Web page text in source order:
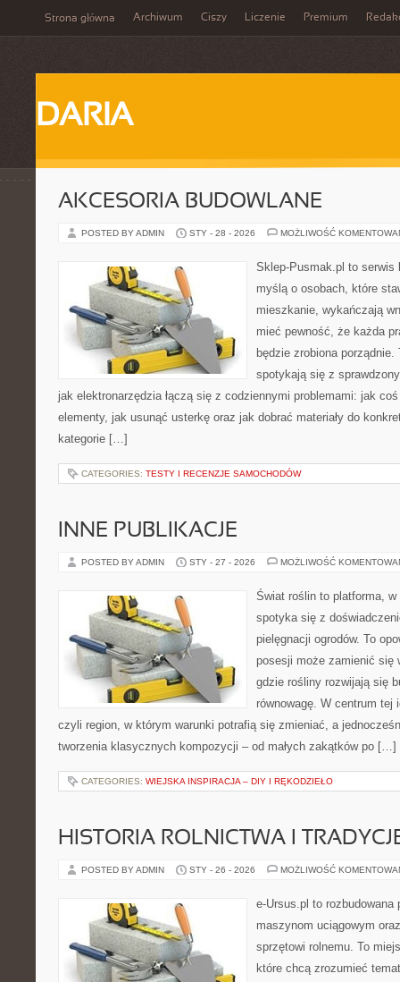
Strona główna Archiwum Ciszy Liczenie Premium
DARIA
AKCESORIA BUDOWLANE
POSTED BY ADMIN STY - 28 - 2026 MOŻLIWOŚĆ
Sklep-Pusmak.pl to serwis
myślą o osobach, które
mieszkanie, wykańczają
mieć pewność, że każda
będzie zrobiona
spotykają się z
jak elektronarzędzia łączą się z codziennymi problemami: jak
elementy, jak usunąć usterkę oraz jak dobrać materiały do
kategorie […]
CATEGORIES: TESTY I RECENZJE SAMOCHODÓW
INNE PUBLIKACJE
POSTED BY ADMIN STY - 27 - 2026 MOŻLIWOŚĆ
Świat roślin to platforma, w
spotyka się z
pielęgnacji ogrodów. To
posesji może zamienić się
gdzie rośliny rozwijają się
równowagę. W centrum
czyli region, w którym warunki potrafią się zmieniać, a
tworzenia klasycznych kompozycji – od małych zakątków po […]
CATEGORIES: WIEJSKA INSPIRACJA – DIY I RĘKODZIEŁO
HISTORIA ROLNICTWA I
POSTED BY ADMIN STY - 26 - 2026 MOŻLIWOŚĆ
e-Ursus.pl to rozbudowana
maszynom uciągowym
sprzętowi rolnemu. To
które chcą zrozumieć